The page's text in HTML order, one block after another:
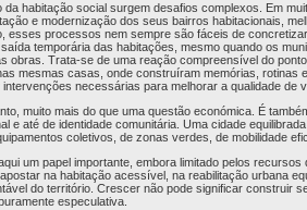
da habitação social surgem desafios complexos. Em
e modernização dos seus bairros habitacionais,
esses processos nem sempre são fáceis de
temporária das habitações, mesmo quando os
obras. Trata-se de uma reação compreensível do
mesmas casas, onde construíram memórias, rotinas
necessárias para melhorar a qualidade de
muito mais do que uma questão económica. É
e até de identidade comunitária. Uma cidade
coletivos, de zonas verdes, de mobilidade
um papel importante, embora limitado pelos
na habitação acessível, na reabilitação urbana
do território. Crescer não pode significar construir
especulativa.